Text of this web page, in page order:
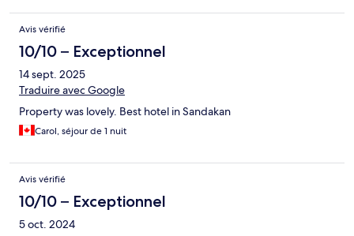
Avis vérifié
10/10 – Exceptionnel
14 sept. 2025
Traduire avec Google
Property was lovely. Best hotel in Sandakan
Carol, séjour de 1 nuit
Avis vérifié
10/10 – Exceptionnel
5 oct. 2024